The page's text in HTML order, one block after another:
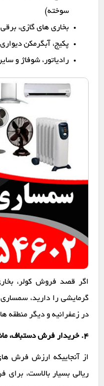
سوخته)
بخاری های گازی،
پکیج، آبگرمکن
رادیاتور، شوفاژ و
اگر قصد فروش کولر،
گرمایشی را دارید،
در زعفرانیه و دیگر منطقه
۴. خریدار فرش دستباف، ماشینی و تابلو فرش
از آنجاییکه ارزش فرش
ریالی بسیار بالاست،